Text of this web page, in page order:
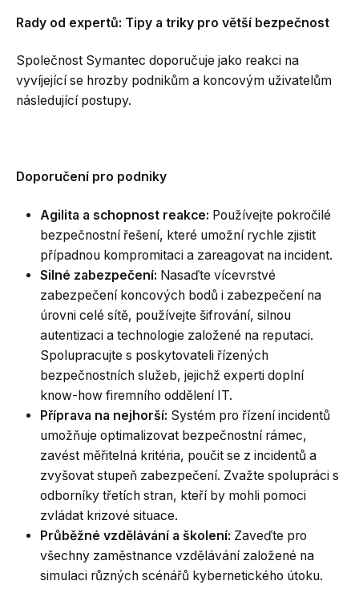
Rady od expertů: Tipy a triky pro větší bezpečnost
Společnost Symantec doporučuje jako reakci na
vyvíjející se hrozby podnikům a koncovým uživatelům
následující postupy.
Doporučení pro podniky
Agilita a schopnost reakce: Používejte pokročilé
bezpečnostní řešení, které umožní rychle zjistit
případnou kompromitaci a zareagovat na incident.
Silné zabezpečení: Nasaďte vícevrstvé
zabezpečení koncových bodů i zabezpečení na
úrovni celé sítě, používejte šifrování, silnou
autentizaci a technologie založené na reputaci.
Spolupracujte s poskytovateli řízených
bezpečnostních služeb, jejichž experti doplní
know-how firemního oddělení IT.
Příprava na nejhorší: Systém pro řízení incidentů
umožňuje optimalizovat bezpečnostní rámec,
zavést měřitelná kritéria, poučit se z incidentů a
zvyšovat stupeň zabezpečení. Zvažte spolupráci s
odborníky třetích stran, kteří by mohli pomoci
zvládat krizové situace.
Průběžné vzdělávání a školení: Zaveďte pro
všechny zaměstnance vzdělávání založené na
simulaci různých scénářů kybernetického útoku.